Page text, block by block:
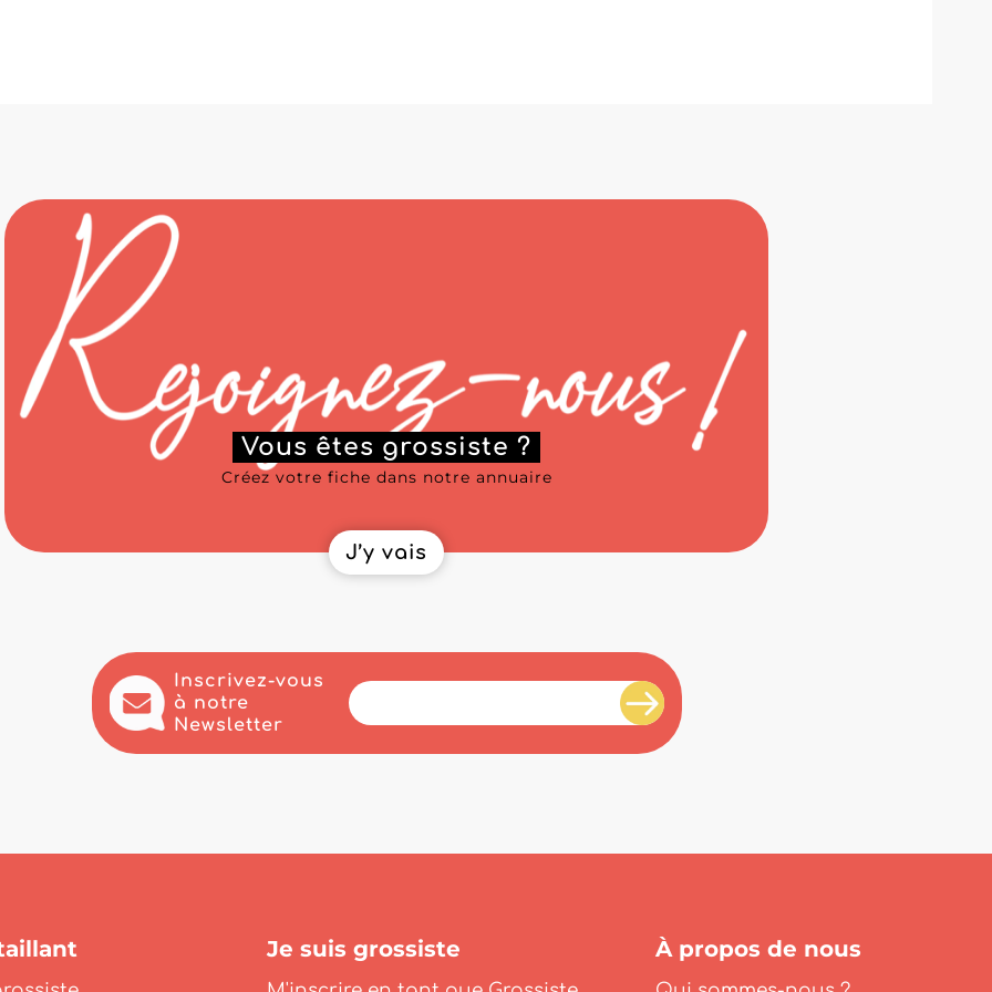
Vous êtes grossiste ?
Créez votre fiche dans notre annuaire
J’y vais
Inscrivez-vous
à notre
Newsletter
Je suis grossiste À propos de nous